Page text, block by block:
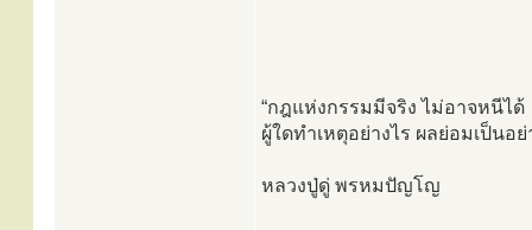
“กฎแห่งกรรมมีจริง ไม่อาจหนีได้
ผู้ใดทำเหตุอย่างไร ผลย่อมเป็นอย่
หลวงปู่ดู่ พรหมปัญโญ